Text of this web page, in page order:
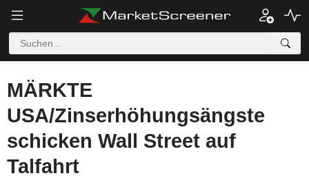
MÄRKTE
USA/Zinserhöhungsängste
schicken Wall Street auf
Talfahrt